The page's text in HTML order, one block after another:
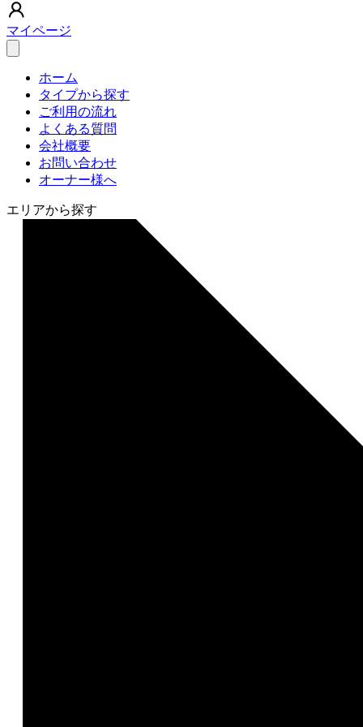
マイページ
ホーム
タイプから探す
ご利用の流れ
よくある質問
会社概要
お問い合わせ
オーナー様へ
エリアから探す